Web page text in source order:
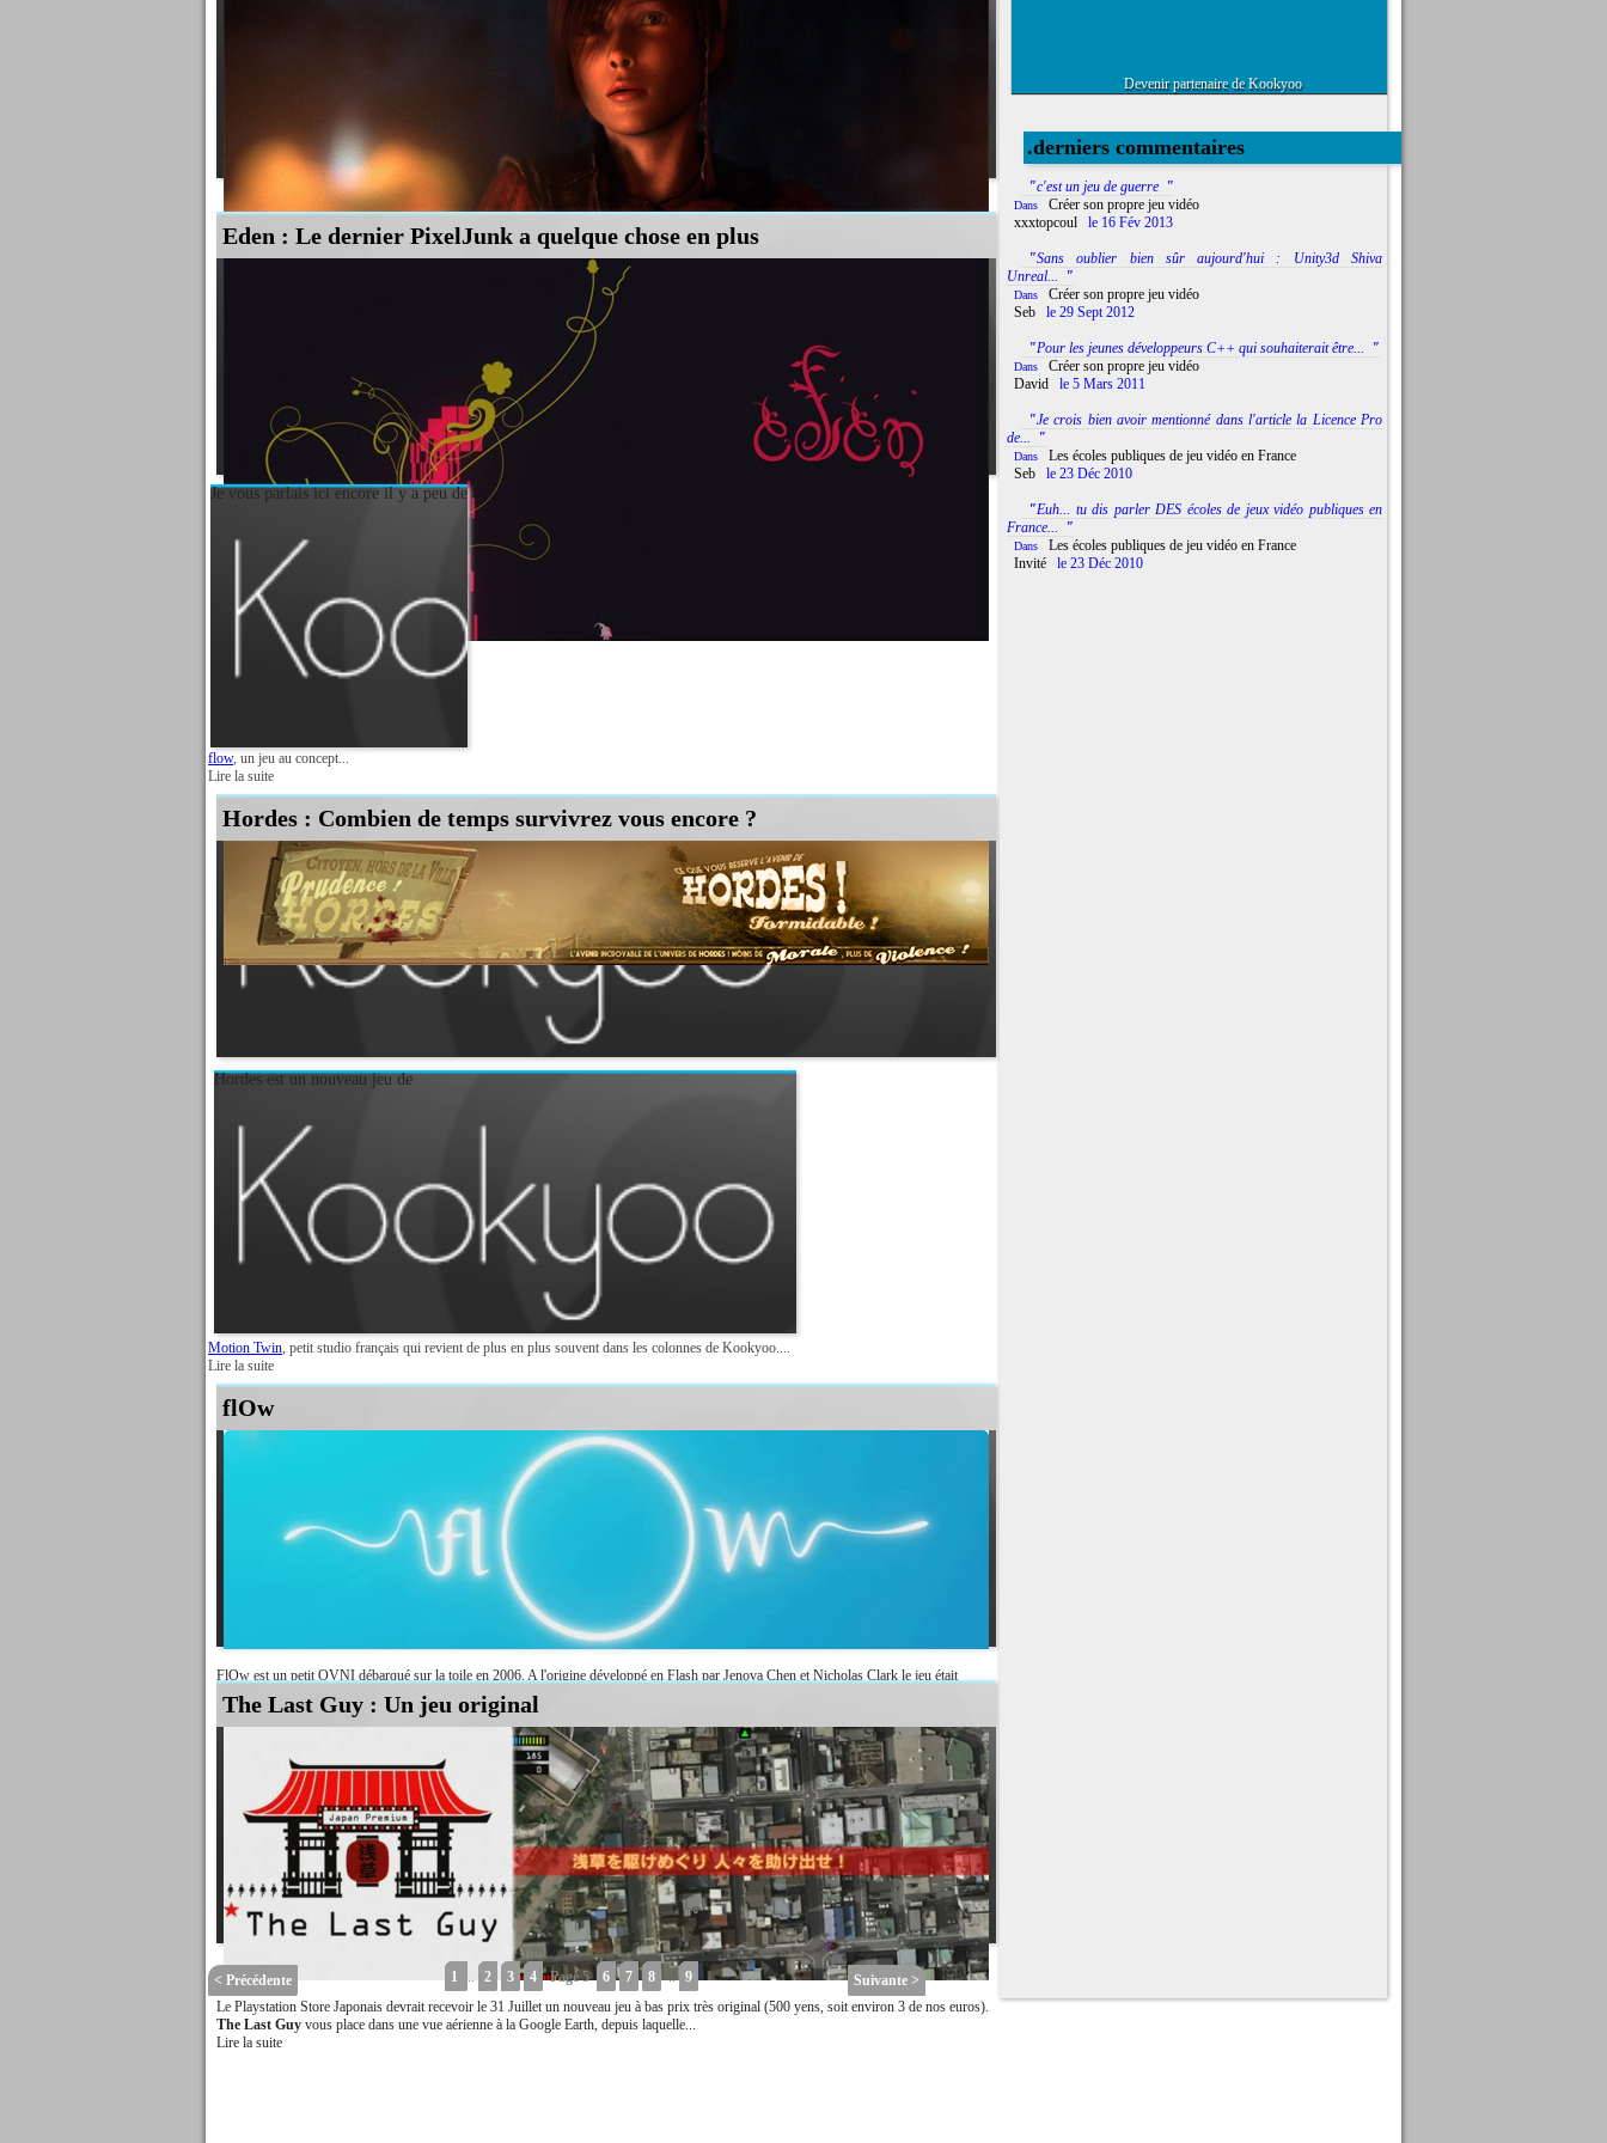
Si la diffusion de la première vidéo de gameplay a fait sensation lors de la dernières Blizzcon à Paris, certains fans de la série Diablo sont
restés sur le faim et attendaient avec impatience les résultats d'une pétition lancée...
Eden : Le dernier PixelJunk a quelque chose en plus
Je vous parlais ici encore il y a peu de
flow, un jeu au concept...
Lire la suite
Hordes : Combien de temps survivrez vous encore ?
Hordes est un nouveau jeu de
Motion Twin, petit studio français qui revient de plus en plus souvent dans les colonnes de Kookyoo....
Lire la suite
flOw
FlOw est un petit OVNI débarqué sur la toile en 2006. A l'origine développé en Flash par Jenova Chen et Nicholas Clark le jeu était
disponible gratuitement sur la toile. Devant le succès grandissant de leur...
Lire la suite
The Last Guy : Un jeu original
Le Playstation Store Japonais devrait recevoir le 31 Juillet un nouveau jeu à bas prix très original (500 yens, soit environ 3 de nos euros).
The Last Guyvous place dans une vue aérienne à la Google Earth, depuis laquelle...
Lire la suite
< Précédente 1 .. 2 3 4 Page 5 6 7 8 .. 9 Suivante >
Devenir partenaire de Kookyoo
.derniers commentaires
"c'est un jeu de guerre "
Dans
Créer son propre jeu vidéo
xxxtopcoul
le 16 Fév 2013
"Sans oublier bien sûr aujourd'hui : Unity3d Shiva
Unreal...
"
Dans
Créer son propre jeu vidéo
Seb
le 29 Sept 2012
"Pour les jeunes développeurs C++ qui souhaiterait être... "
Dans
Créer son propre jeu vidéo
David
le 5 Mars 2011
"Je crois bien avoir mentionné dans l'article la Licence Pro
de...
"
Dans
Les écoles publiques de jeu vidéo en France
Seb
le 23 Déc 2010
"Euh... tu dis parler DES écoles de jeux vidéo publiques en
France...
"
Dans
Les écoles publiques de jeu vidéo en France
Invité
le 23 Déc 2010